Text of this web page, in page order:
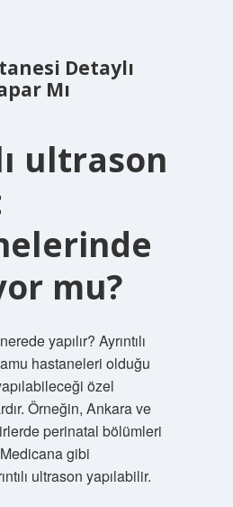
Detaylı
Mı
ultrason
mu?
yapılır? Ayrıntılı
hastaneleri olduğu
özel
Örneğin, Ankara ve
perinatal bölümleri
gibi
ultrason yapılabilir.